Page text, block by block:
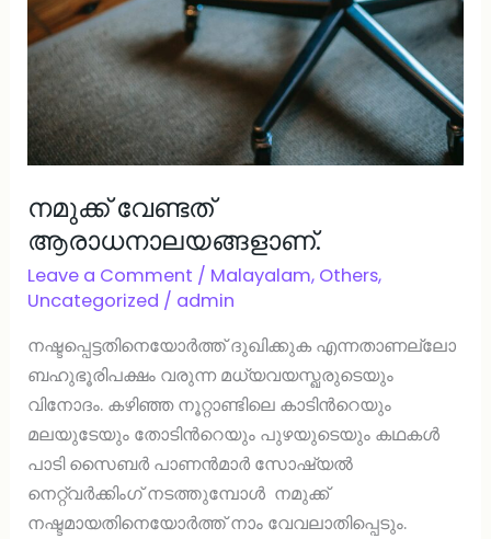
നമുക്ക് വേണ്ടത്
ആരാധനാലയങ്ങളാണ്.
Leave a Comment / Malayalam, Others,
Uncategorized / admin
നഷ്ടപ്പെട്ടതിനെയോര്‍ത്ത് ദുഖിക്കുക എന്നതാണല്ലോ
ബഹുഭൂരിപക്ഷം വരുന്ന മധ്യവയസ്ഖരുടെയും
വിനോദം. കഴിഞ്ഞ നൂറ്റാണ്ടിലെ കാടിന്‍റെയും
മലയുടേയും തോടിന്‍റെയും പുഴയുടെയും കഥകള്‍
പാടി സൈബര്‍ പാണന്‍മാര്‍ സോഷ്യല്‍
നെറ്റ്വര്‍ക്കിംഗ് നടത്തുമ്പോള്‍ നമുക്ക്
നഷ്ടമായതിനെയോര്‍ത്ത് നാം വേവലാതിപ്പെടും.